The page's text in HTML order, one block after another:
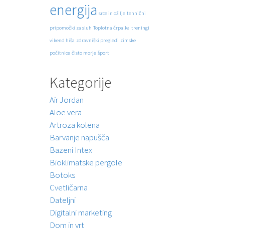
energija srce in ožilje tehnični
pripomočki za sluh Toplotna črpalka treningi
vikend hiša zdravniški pregledi zimske
počitnice čisto morje šport
Kategorije
Air Jordan
Aloe vera
Artroza kolena
Barvanje napušča
Bazeni Intex
Bioklimatske pergole
Botoks
Cvetličarna
Dateljni
Digitalni marketing
Dom in vrt